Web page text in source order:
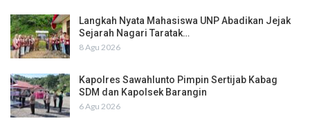
Langkah Nyata Mahasiswa UNP Abadikan Jejak
Sejarah Nagari Taratak…
8 Agu 2026
Kapolres Sawahlunto Pimpin Sertijab Kabag
SDM dan Kapolsek Barangin
6 Agu 2026